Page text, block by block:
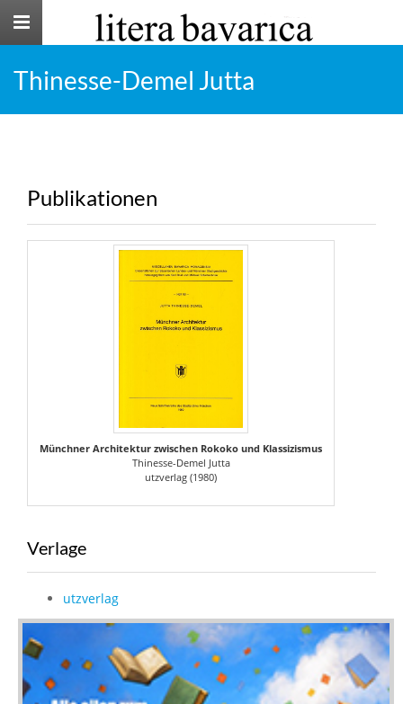
Toggle
Thinesse-Demel Jutta
Publikationen
Münchner Architektur zwischen Rokoko und Klassizismus
Thinesse-Demel Jutta
utzverlag (1980)
Verlage
utzverlag